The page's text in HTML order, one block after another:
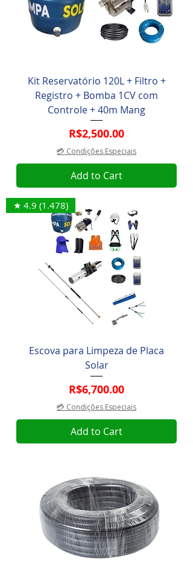
Kit Reservatório 120L + Filtro +
Registro + Bomba 1CV com
Controle + 40m Mang
Price
R$2,500.00
💳 Condições Especiais
Add to Cart
★ 4.9 (1.478)
Escova para Limpeza de Placa
Solar
Price
R$6,700.00
💳 Condições Especiais
Add to Cart